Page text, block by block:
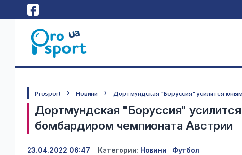
Prosport Новини Дортмундская "Боруссия" усилится
Дортмундская "Боруссия"
бомбардиром чемпионата Австрии
23.04.2022 06:47 Категории: Новини Футбол